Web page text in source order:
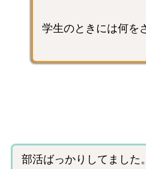
学生のときには何を
部活ばっかりしてました。